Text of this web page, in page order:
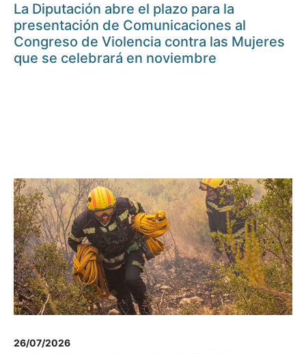
La Diputación abre el plazo para la
presentación de Comunicaciones al
Congreso de Violencia contra las Mujeres
que se celebrará en noviembre
26/07/2026